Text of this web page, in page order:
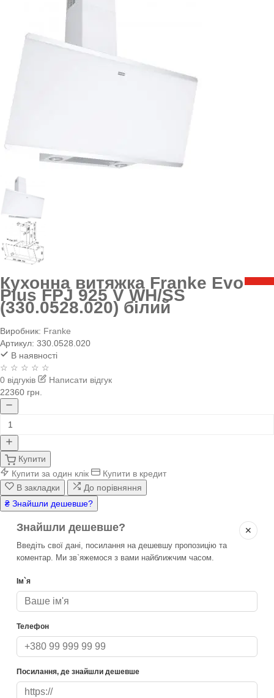
Кухонна витяжка Franke Evo
Plus FPJ 925 V WH/SS
(330.0528.020) білий
Виробник: Franke
Артикул: 330.0528.020
В наявності
☆ ☆ ☆ ☆ ☆
0 відгуків
Написати відгук
22360 грн.
Купити
Купити за один клік
Купити в кредит
В закладки
До порівняння
₴ Знайшли дешевше?
✕
Знайшли дешевше?
Введіть свої дані, посилання на дешевшу пропозицію та
коментар. Ми зв`яжемося з вами найближчим часом.
Ім`я
Телефон
Посилання, де знайшли дешевше